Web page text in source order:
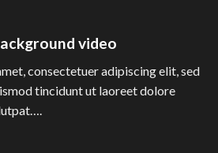
video
consectetuer adipiscing elit, sed
tincidunt ut laoreet dolore